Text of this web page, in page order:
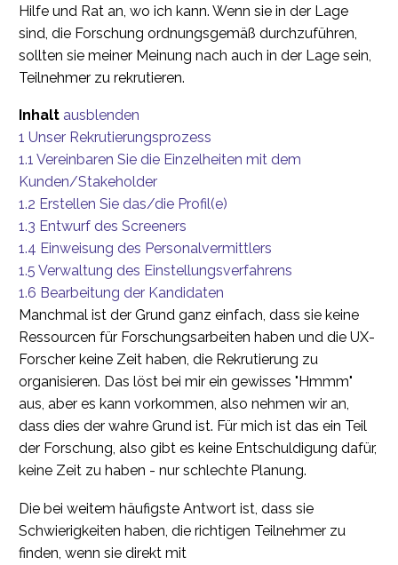
Hilfe und Rat an, wo ich kann. Wenn sie in der Lage
sind, die Forschung ordnungsgemäß durchzuführen,
sollten sie meiner Meinung nach auch in der Lage sein,
Teilnehmer zu rekrutieren.
Inhalt ausblenden
1 Unser Rekrutierungsprozess
1.1 Vereinbaren Sie die Einzelheiten mit dem
Kunden/Stakeholder
1.2 Erstellen Sie das/die Profil(e)
1.3 Entwurf des Screeners
1.4 Einweisung des Personalvermittlers
1.5 Verwaltung des Einstellungsverfahrens
1.6 Bearbeitung der Kandidaten
Manchmal ist der Grund ganz einfach, dass sie keine
Ressourcen für Forschungsarbeiten haben und die UX-
Forscher keine Zeit haben, die Rekrutierung zu
organisieren. Das löst bei mir ein gewisses "Hmmm"
aus, aber es kann vorkommen, also nehmen wir an,
dass dies der wahre Grund ist. Für mich ist das ein Teil
der Forschung, also gibt es keine Entschuldigung dafür,
keine Zeit zu haben - nur schlechte Planung.
Die bei weitem häufigste Antwort ist, dass sie
Schwierigkeiten haben, die richtigen Teilnehmer zu
finden, wenn sie direkt mit